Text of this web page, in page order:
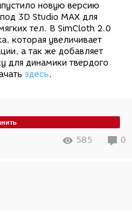
новую версию
3D Studio MAX для
тел. В SimCloth 2.0
которая увеличивает
а так же добавляет
для динамики твердого
здесь.
585 0